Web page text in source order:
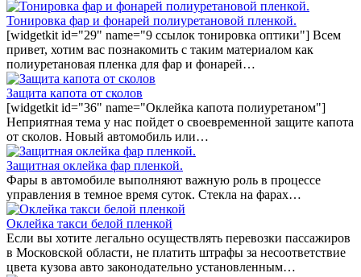
Тонировка фар и фонарей полиуретановой пленкой.
[widgetkit id="29" name="9 ссылок тонировка оптики"] Всем
привет, хотим вас познакомить с таким материалом как
полиуретановая пленка для фар и фонарей…
Защита капота от сколов
[widgetkit id="36" name="Оклейка капота полиуретаном"]
Неприятная тема у нас пойдет о своевременной защите капота
от сколов. Новый автомобиль или…
Защитная оклейка фар пленкой.
Фары в автомобиле выполняют важную роль в процессе
управления в темное время суток. Стекла на фарах…
Оклейка такси белой пленкой
Если вы хотите легально осуществлять перевозки пассажиров
в Московской области, не платить штрафы за несоответствие
цвета кузова авто законодательно установленным…